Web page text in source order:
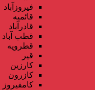
فیروزآباد
قائمیه
قادرآباد
قطب آباد
قطرویه
قیر
کارزین
کازرون
کامفیروز